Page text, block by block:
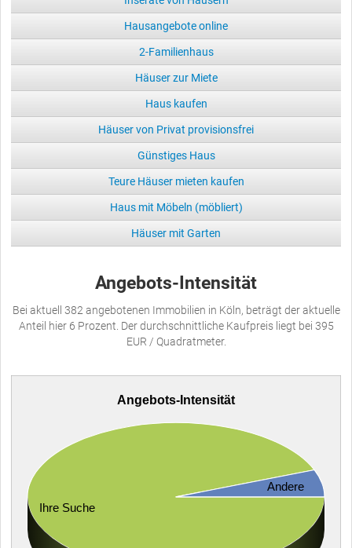
Hausangebote online
2-Familienhaus
Häuser zur Miete
Haus kaufen
Häuser von Privat provisionsfrei
Günstiges Haus
Teure Häuser mieten kaufen
Haus mit Möbeln (möbliert)
Häuser mit Garten
Angebots-Intensität
Bei aktuell 382 angebotenen Immobilien in Köln, beträgt der aktuelle
Anteil hier 6 Prozent. Der durchschnittliche Kaufpreis liegt bei 395
EUR / Quadratmeter.
Angebots-Intensität
Ihre Suche
Andere